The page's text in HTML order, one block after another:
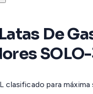
De
clasificado para máxima